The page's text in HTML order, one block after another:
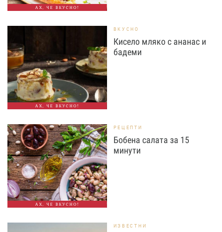
АХ, ЧЕ ВКУСНО!
АХ, ЧЕ ВКУСНО!
ВКУСНО
Кисело мляко с ананас и
бадеми
АХ, ЧЕ ВКУСНО!
РЕЦЕПТИ
Бобена салата за 15
минути
ИЗВЕСТНИ